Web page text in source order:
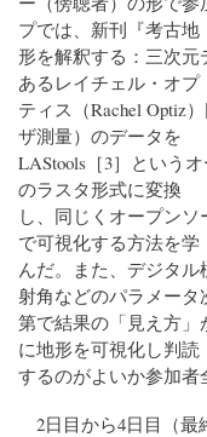
プでは、新刊『考古地
形を解釈する：三次
あるレイチェル・オプ
ティス（Rachel Optiz
ザ測量）のデータを
LAStools［3］という
のラスタ形式に変換
し、同じくオープンソ
で可視化する方法を学
んだ。また、デジタ
射角などのパラメータ
第で結果の「見え方」
に地形を可視化し判読
するのがよいか参加者
2日目から4日目（最